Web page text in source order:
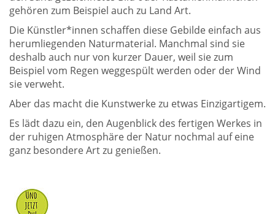
gehören zum Beispiel auch zu Land Art.
Die Künstler*innen schaffen diese Gebilde einfach aus
herumliegenden Naturmaterial. Manchmal sind sie
deshalb auch nur von kurzer Dauer, weil sie zum
Beispiel vom Regen weggespült werden oder der Wind
sie verweht.
Aber das macht die Kunstwerke zu etwas Einzigartigem.
Es lädt dazu ein, den Augenblick des fertigen Werkes in
der ruhigen Atmosphäre der Natur nochmal auf eine
ganz besondere Art zu genießen.